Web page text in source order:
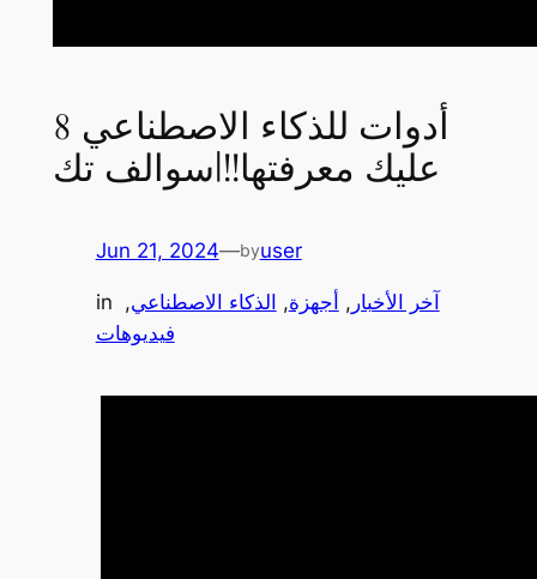
8 أدوات للذكاء الاصطناعي
عليك معرفتها!!|سوالف تك
Jun 21, 2024—byuser
in آخر الأخبار , أجهزة, الذكاء الاصطناعي,
فيديوهات